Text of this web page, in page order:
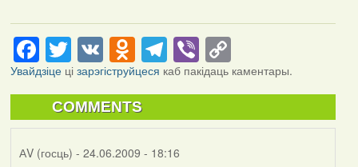
Facebook
Twitter
VKOdnoklassniki
Telegram
ViberCopy
Link
Увайдзіцеці зарэгіструйцеся каб пакідаць каментары.
COMMENTS
АV (госць) - 24.06.2009 - 18:16